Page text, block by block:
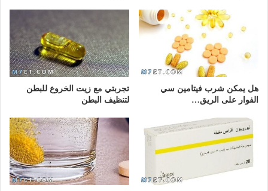
هل يمكن شرب فيتامين سي
الفوار على الريق…
تجربتي مع زيت الخروع للبطن
لتنظيف البطن